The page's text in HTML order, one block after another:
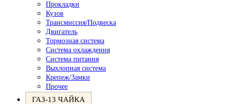
Прокладки
Кузов
Трансмиссия/Подвеска
Двигатель
Тормозная система
Система охлаждения
Система питания
Выхлопная система
Крепеж/Замки
Прочее
ГАЗ-13 ЧАЙКА